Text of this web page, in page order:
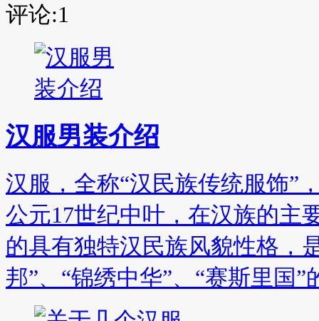
评论:1
汉服男装介绍
汉服，全称“汉民族传统服饰”
公元17世纪中叶，在汉族的主
的具有独特汉民族风貌性格，
邦”、“锦绣中华”、“赛斯里国”